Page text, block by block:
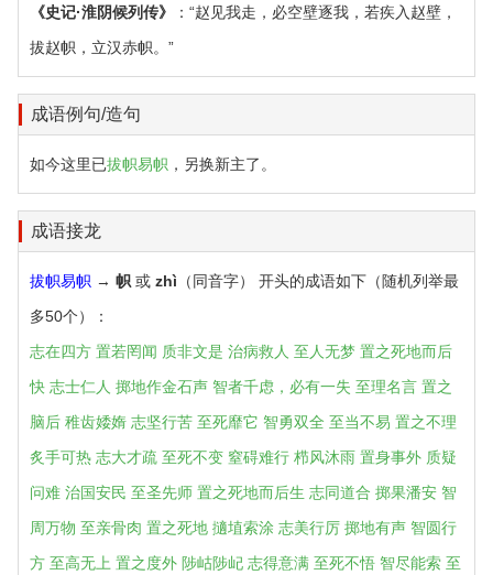
《史记·淮阴候列传》
：“赵见我走，必空壁逐我，若疾入赵壁，
拔赵帜，立汉赤帜。”
成语例句/造句
如今这里已拔帜易帜 ，另换新主了。
成语接龙
拔帜易帜 → 帜 或 zhì （同音字） 开头的成语如下（随机列举最
多50个）：
志在四方 置若罔闻 质非文是 治病救人 至人无梦 置之死地而后
快 志士仁人 掷地作金石声 智者千虑，必有一失 至理名言 置之
脑后 稚齿婑媠 志坚行苦 至死靡它 智勇双全 至当不易 置之不理
炙手可热 志大才疏 至死不变 窒碍难行 栉风沐雨 置身事外 质疑
问难 治国安民 至圣先师 置之死地而后生 志同道合 掷果潘安 智
周万物 至亲骨肉 置之死地 擿埴索涂 志美行厉 掷地有声 智圆行
方 至高无上 置之度外 陟岵陟屺 志得意满 至死不悟 智尽能索 至